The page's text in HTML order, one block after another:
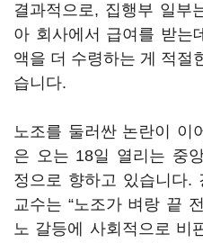
결과적으로, 집행부 일부
아 회사에서 급여를 받는
액을 더 수령하는 게 적절
습니다.
노조를 둘러싼 논란이 이
은 오는 18일 열리는 중
정으로 향하고 있습니다.
교수는 “노조가 벼랑 끝
노 갈등에 사회적으로 비